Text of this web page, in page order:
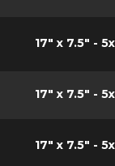
17" x 7.5" -
17" x 7.5" -
17" x 7.5" -